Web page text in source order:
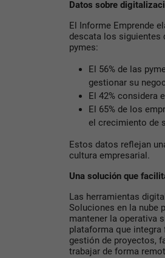
Datos sobre
El Informe Emprende
descata los siguientes
pymes:
El 56% de las
gestionar su
El 42% considera
El 65% de los
el crecimiento de
Estos datos reflejan
cultura empresarial.
Una solución que
Las herramientas
Soluciones en la nube
mantener la operativa
plataforma que
gestión de proyectos,
trabajar de forma